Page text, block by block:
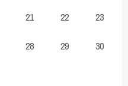
21 22 23
28 29 30